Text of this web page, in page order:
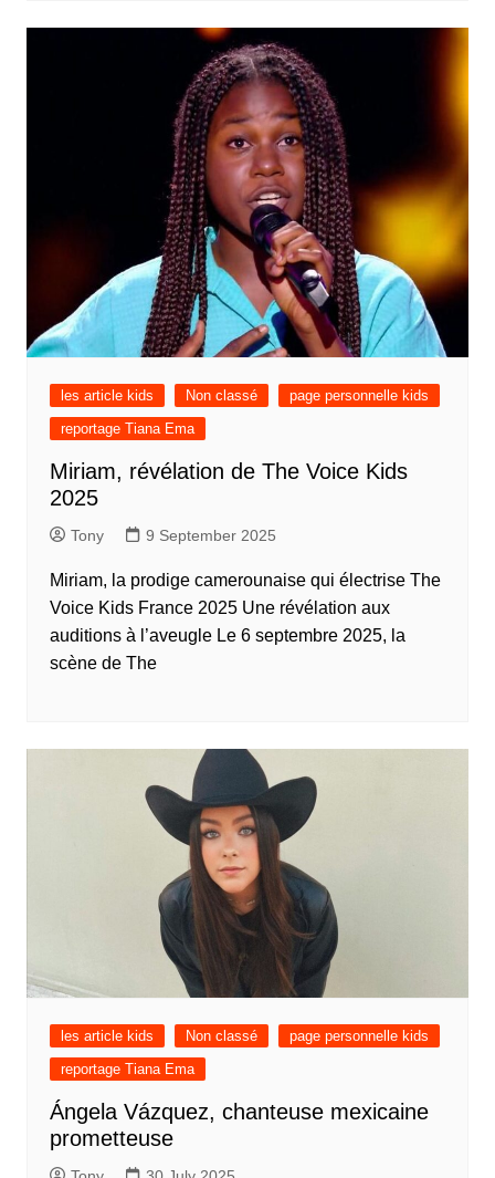
les article kids Non classé
page personnelle kids
reportage Tiana Ema
Miriam, révélation de The Voice Kids
2025
Tony 9 September 2025
Miriam, la prodige camerounaise qui électrise The
Voice Kids France 2025 Une révélation aux
auditions à l’aveugle Le 6 septembre 2025, la
scène de The
les article kids Non classé
page personnelle kids
reportage Tiana Ema
Ángela Vázquez, chanteuse mexicaine
prometteuse